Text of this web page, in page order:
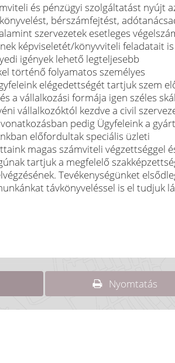
és pénzügyi szolgáltatást nyújt
bérszámfejtést,
szervezetek esetleges
képviseletét/könyvviteli feladatait is
igények lehető legteljesebb
történő folyamatos személyes
elégedettségét tartjuk szem
a vállalkozási formája igen széles
vállalkozóktól kezdve a civil
pedig Ügyfeleink a
előfordultak speciális üzleti
magas számviteli végzettséggel
tartjuk a megfelelő
Tevékenységünket
távkönyveléssel is el tudjuk
Nyomtatás